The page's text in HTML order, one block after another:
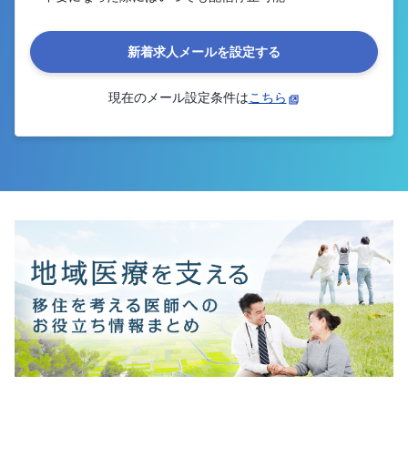
新着求人メールを設定する
現在のメール設定条件はこちら